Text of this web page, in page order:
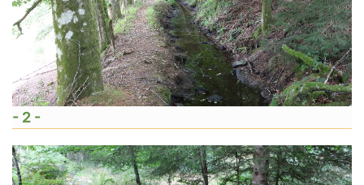
- 2 -